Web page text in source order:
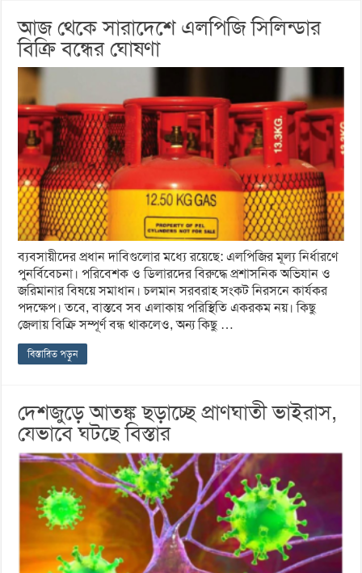
আজ থেকে সারাদেশে এলপিজি সিলিন্ডার
বিক্রি বন্ধের ঘোষণা
ব্যবসায়ীদের প্রধান দাবিগুলোর মধ্যে রয়েছে: এলপিজির মূল্য নির্ধারণে
পুনর্বিবেচনা। পরিবেশক ও ডিলারদের বিরুদ্ধে প্রশাসনিক অভিযান ও
জরিমানার বিষয়ে সমাধান। চলমান সরবরাহ সংকট নিরসনে কার্যকর
পদক্ষেপ। তবে, বাস্তবে সব এলাকায় পরিস্থিতি একরকম নয়। কিছু
জেলায় বিক্রি সম্পূর্ণ বন্ধ থাকলেও, অন্য কিছু …
বিস্তারিত পড়ুন
দেশজুড়ে আতঙ্ক ছড়াচ্ছে প্রাণঘাতী ভাইরাস,
যেভাবে ঘটছে বিস্তার